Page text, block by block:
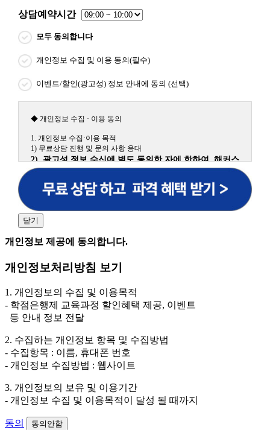
상담예약시간
모두 동의합니다
개인정보 수집 및 이용 동의(필수)
이벤트/할인(광고성) 정보 안내에 동의 (선택)
◆ 개인정보 수집 · 이용 동의
1. 개인정보 수집·이용 목적
1) 무료상담 진행 및 문의 사항 응대
2) 광고성 정보 수신에 별도 동의한 자에 한하여 해커스
원격평생교육원을 비롯한 해커스 교육그룹의 새로운 서
비스 신상품이나 이벤트, 최신 정보 안내 등 신청자의 취
향에 맞는 최적의 서비스를 제공하기 위함.
어, 해커스일본어, 해커스잡, 해커스금융, 해커스임용, 해커스공무
원, 해커스경찰, 해커스소방, 해커스공인중개사, 해커스주택관리
사, 해커스편입 등)
3. 개인정보 보유/이용 기간: 법령상 정하는 경우를 제
외하고는 회원탈퇴 시까지 이용 및 보관합니다. 단, 비회
원이거나 상담 시로부터 3년 이내 탈퇴하는 자의 경우,
소비자 불만 또는 분쟁처리를 위해 3년간 보관합니다.
의 경우에는 상담 신청이 제한됩니다.
닫기
개인정보 제공에 동의합니다.
개인정보처리방침 보기
1. 개인정보의 수집 및 이용목적
- 학점은행제 교육과정 할인혜택 제공, 이벤트
등 안내 정보 전달
2. 수집하는 개인정보 항목 및 수집방법
- 수집항목 : 이름, 휴대폰 번호
- 개인정보 수집방법 : 웹사이트
3. 개인정보의 보유 및 이용기간
- 개인정보 수집 및 이용목적이 달성 될 때까지
동의
동의안함